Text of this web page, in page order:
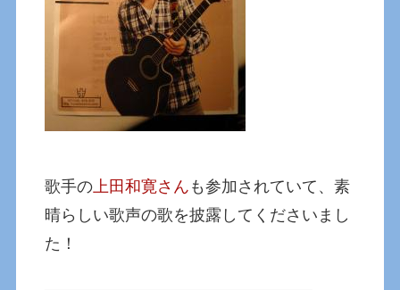
歌手の 上田和寛さん も参加されていて、素
晴らしい歌声の歌を披露してくださいまし
た！